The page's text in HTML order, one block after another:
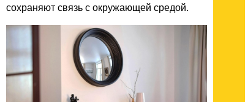
сохраняют связь с окружающей средой.